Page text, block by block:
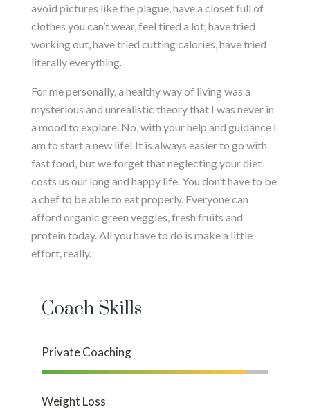
avoid pictures like the plague, have a closet full of
clothes you can’t wear, feel tired a lot, have tried
working out, have tried cutting calories, have tried
literally everything.
For me personally, a healthy way of living was a
mysterious and unrealistic theory that I was never in
a mood to explore. No, with your help and guidance I
am to start a new life! It is always easier to go with
fast food, but we forget that neglecting your diet
costs us our long and happy life. You don’t have to be
a chef to be able to eat properly. Everyone can
afford organic green veggies, fresh fruits and
protein today. All you have to do is make a little
effort, really.
Coach Skills
Private Coaching
Weight Loss